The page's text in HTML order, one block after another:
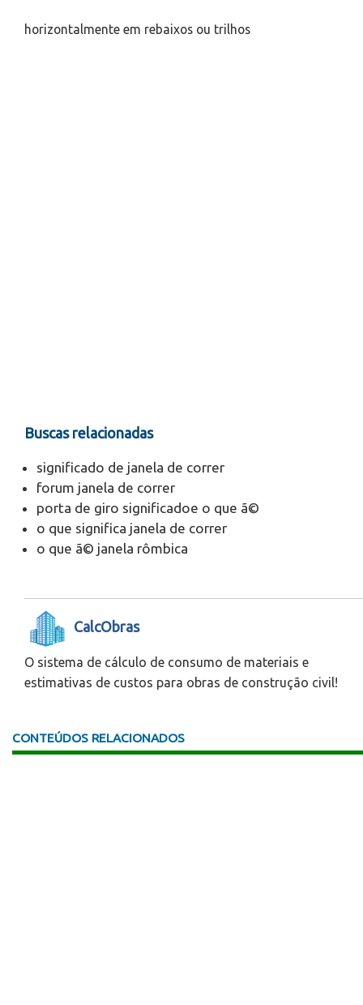
horizontalmente em rebaixos ou trilhos
Buscas relacionadas
significado de janela de correr
forum janela de correr
porta de giro significadoe o que ã©
o que significa janela de correr
o que ã© janela rômbica
CalcObras
O sistema de cálculo de consumo de materiais e
estimativas de custos para obras de construção civil!
CONTEÚDOS RELACIONADOS